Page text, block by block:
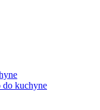
do kuchyne